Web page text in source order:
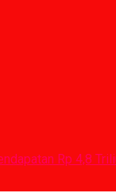
Rp 4,8